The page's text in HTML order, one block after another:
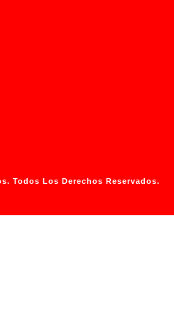
Todos Los Derechos Reservados.